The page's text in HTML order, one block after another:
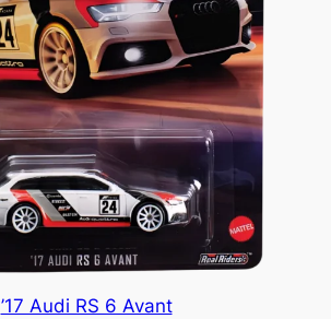
’17 Audi RS 6 Avant